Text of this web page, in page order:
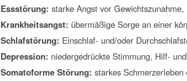
Essstörung: starke Angst vor
Krankheitsangst: übermäßige Sorge an einer
Schlafstörung: Einschlaf- und/oder
Depression: niedergedrückte Stimmung, Hilf-
Somatoforme Störung: starkes